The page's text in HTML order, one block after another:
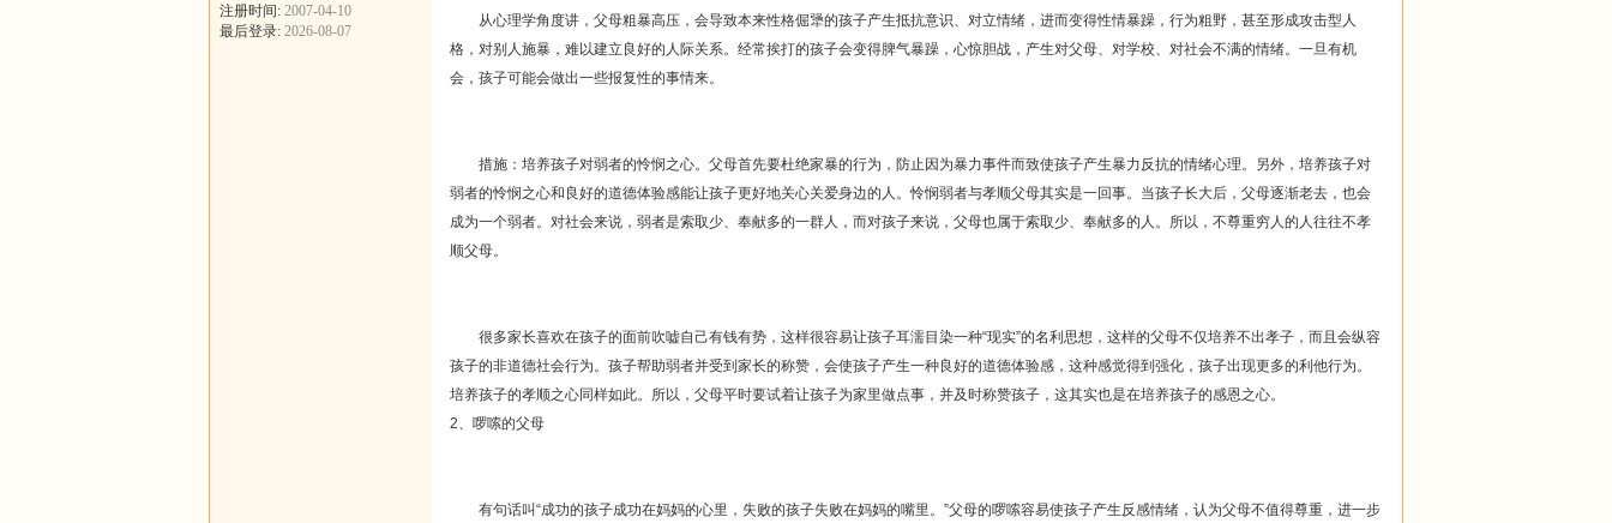
注册时间: 2007-04-10
最后登录: 2026-08-07
从心理学角度讲，父母粗暴高压，会导致本来性格倔犟的孩子产生抵抗意识、对立情绪，进而变得性情暴躁，行为粗野，甚至形成攻击型人
格，对别人施暴，难以建立良好的人际关系。经常挨打的孩子会变得脾气暴躁，心惊胆战，产生对父母、对学校、对社会不满的情绪。一旦有机
会，孩子可能会做出一些报复性的事情来。
措施：培养孩子对弱者的怜悯之心。父母首先要杜绝家暴的行为，防止因为暴力事件而致使孩子产生暴力反抗的情绪心理。另外，培养孩子对
弱者的怜悯之心和良好的道德体验感能让孩子更好地关心关爱身边的人。怜悯弱者与孝顺父母其实是一回事。当孩子长大后，父母逐渐老去，也会
成为一个弱者。对社会来说，弱者是索取少、奉献多的一群人，而对孩子来说，父母也属于索取少、奉献多的人。所以，不尊重穷人的人往往不孝
顺父母。
很多家长喜欢在孩子的面前吹嘘自己有钱有势，这样很容易让孩子耳濡目染一种“现实”的名利思想，这样的父母不仅培养不出孝子，而且会纵容
孩子的非道德社会行为。孩子帮助弱者并受到家长的称赞，会使孩子产生一种良好的道德体验感，这种感觉得到强化，孩子出现更多的利他行为。
培养孩子的孝顺之心同样如此。所以，父母平时要试着让孩子为家里做点事，并及时称赞孩子，这其实也是在培养孩子的感恩之心。
2、啰嗦的父母
有句话叫“成功的孩子成功在妈妈的心里，失败的孩子失败在妈妈的嘴里。”父母的啰嗦容易使孩子产生反感情绪，认为父母不值得尊重，进一步